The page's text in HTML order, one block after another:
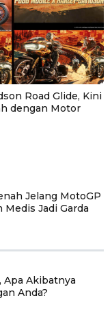
Road Glide, Kini
dengan Motor
Jelang MotoGP
Jadi Garda
Apa Akibatnya
Anda?